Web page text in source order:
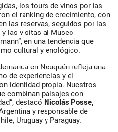
los tours de vinos por las
el ranking de crecimiento, con
las reservas, seguidos por las
y las visitas al Museo
, en una tendencia que
cultural y enológico.
en Neuquén refleja una
de experiencias y el
identidad propia. Nuestros
combinan paisajes con
destacó Nicolás Posse,
y responsable de
Uruguay y Paraguay.